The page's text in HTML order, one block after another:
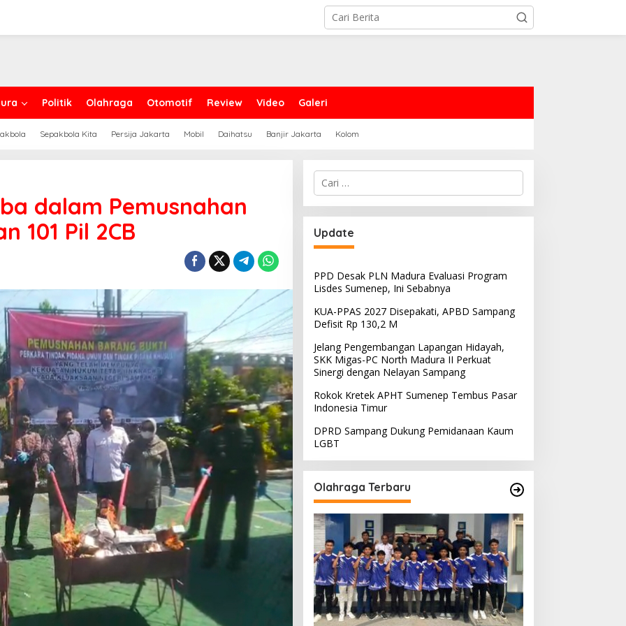
Politik Olahraga Otomotif Review Video Galeri
Sepakbola Kita Persija Jakarta Mobil Daihatsu Banjir Jakarta Kolom
dalam Pemusnahan
101 Pil 2CB
Cari
untuk:
Update
PPD Desak PLN Madura Evaluasi Program
Lisdes Sumenep, Ini Sebabnya
KUA-PPAS 2027 Disepakati, APBD Sampang
Defisit Rp 130,2 M
Jelang Pengembangan Lapangan Hidayah,
SKK Migas-PC North Madura II Perkuat
Sinergi dengan Nelayan Sampang
Rokok Kretek APHT Sumenep Tembus Pasar
Indonesia Timur
DPRD Sampang Dukung Pemidanaan Kaum
LGBT
Olahraga Terbaru